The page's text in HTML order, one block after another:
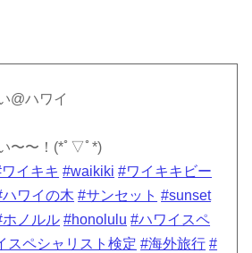
@ハワイ
〜〜！(*ﾟ▽ﾟ*)
イキキ #waikiki #ワイキキビー
ハワイの木 #サンセット #sunset
ホノルル #honolulu #ハワイスペ
スペシャリスト検定 #海外旅行 #